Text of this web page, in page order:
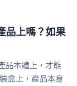
品上嗎？如果
品本體上，才能
盒上，產品本身